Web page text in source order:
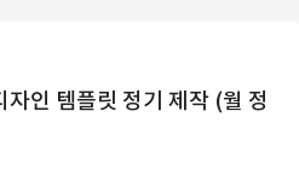
인 템플릿 정기 제작 (월 정